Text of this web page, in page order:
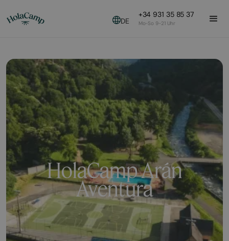
DE
+34 931 35 85 37
Mo-So 9-21 Uhr
HolaCamp Arán
Aventura